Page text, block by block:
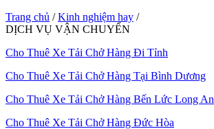
Trang chủ / Kinh nghiệm hay /
DỊCH VỤ VẬN CHUYỂN
Cho Thuê Xe Tải Chở Hàng Đi Tỉnh
Cho Thuê Xe Tải Chở Hàng Tại Bình Dương
Cho Thuê Xe Tải Chở Hàng Bến Lức Long An
Cho Thuê Xe Tải Chở Hàng Đức Hòa